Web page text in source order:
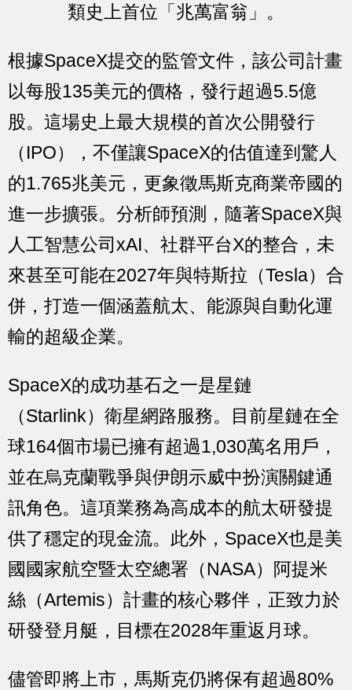
類史上首位「兆萬富翁」。
根據SpaceX提交的監管文件，該公司計畫
以每股135美元的價格，發行超過5.5億
股。這場史上最大規模的首次公開發行
（IPO），不僅讓SpaceX的估值達到驚人
的1.765兆美元，更象徵馬斯克商業帝國的
進一步擴張。分析師預測，隨著SpaceX與
人工智慧公司xAI、社群平台X的整合，未
來甚至可能在2027年與特斯拉（Tesla）合
併，打造一個涵蓋航太、能源與自動化運
輸的超級企業。
SpaceX的成功基石之一是星鏈
（Starlink）衛星網路服務。目前星鏈在全
球164個市場已擁有超過1,030萬名用戶，
並在烏克蘭戰爭與伊朗示威中扮演關鍵通
訊角色。這項業務為高成本的航太研發提
供了穩定的現金流。此外，SpaceX也是美
國國家航空暨太空總署（NASA）阿提米
絲（Artemis）計畫的核心夥伴，正致力於
研發登月艇，目標在2028年重返月球。
儘管即將上市，馬斯克仍將保有超過80%